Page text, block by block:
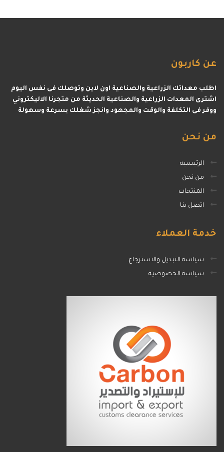
عن كاربون
اطلب معداتك الزراعية والصناعية اون لاين وتوصلك فى نفس اليوم
اشترى المعدات الزراعية والصناعية الحديثة من متجرنا الاليكتروني
ووفر فى التكلفة والوقت والمجهود وانجز شغلك بسرعة وسهولة
من نحن
الرئيسيه
من نحن
المنتجات
اتصل بنا
خدمة العملاء
سياسه التبديل والاسترجاع
سياسة الخصوصية